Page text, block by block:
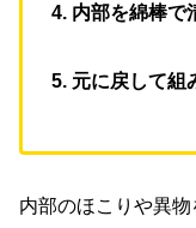
4. 内部を綿棒で
5. 元に戻して組
内部のほこりや異